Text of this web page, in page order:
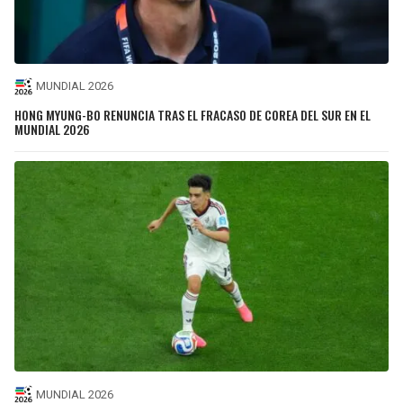
MUNDIAL 2026
HONG MYUNG-BO RENUNCIA TRAS EL FRACASO DE COREA DEL SUR EN EL
MUNDIAL 2026
MUNDIAL 2026